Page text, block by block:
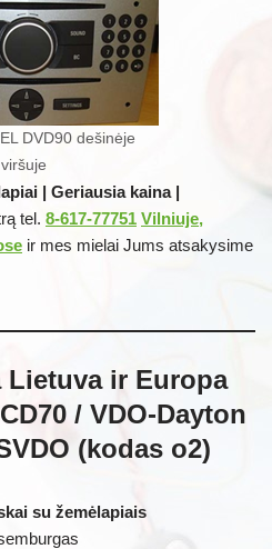
DVD90 dešinėje
viršuje
| Geriausia kaina |
tel. 8-617-77751 Vilniuje,
ir mes mielai Jums atsakysime
Lietuva ir Europa
/ VDO-Dayton
(kodas o2)
su žemėlapiais